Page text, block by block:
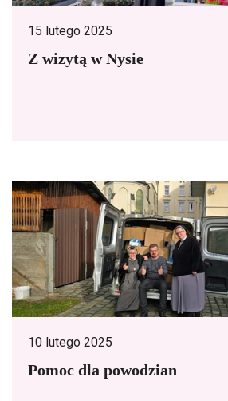
15 lutego 2025
Z wizytą w Nysie
10 lutego 2025
Pomoc dla powodzian